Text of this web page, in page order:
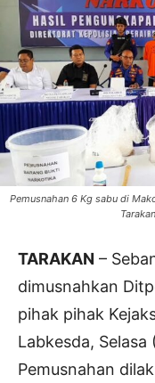
Pemusnahan 6 Kg sabu di
TARAKAN –
dimusnahkan
pihak pihak
Labkesda,
Pemusnahan